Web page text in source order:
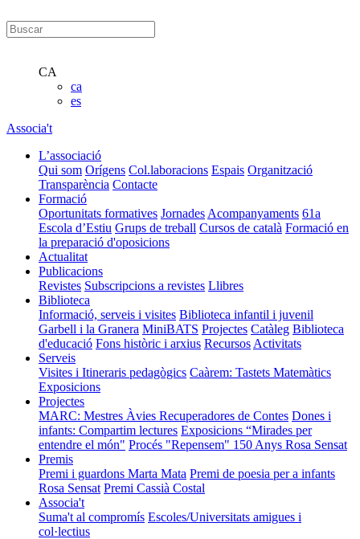
CA
ca
es
Associa't
L’associació
Qui som Orígens Col.laboracions Espais Organització
Transparència Contacte
Formació
Oportunitats formatives Jornades Acompanyaments 61a
Escola d’Estiu Grups de treball Cursos de català Formació en
la preparació d'oposicions
Actualitat
Publicacions
Revistes Subscripcions a revistes Llibres
Biblioteca
Informació, serveis i visites Biblioteca infantil i juvenil
Garbell i la Granera MiniBATS Projectes Catàleg Biblioteca
d'educació Fons històric i arxius Recursos Activitats
Serveis
Visites i Itineraris pedagògics Caàrem: Tastets Matemàtics
Exposicions
Projectes
MARC: Mestres Àvies Recuperadores de Contes Dones i
infants: Compartim lectures Exposicions “Mirades per
entendre el món" Procés "Repensem" 150 Anys Rosa Sensat
Premis
Premi i guardons Marta Mata Premi de poesia per a infants
Rosa Sensat Premi Cassià Costal
Associa't
Suma't al compromís Escoles/Universitats amigues i
col·lectius